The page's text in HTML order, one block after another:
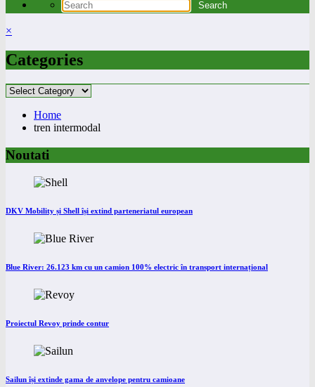
×
Categories
Categories
Home
tren intermodal
Noutati
DKV Mobility și Shell își extind parteneriatul european
Blue River: 26.123 km cu un camion 100% electric în transport internațional
Proiectul Revoy prinde contur
Sailun își extinde gama de anvelope pentru camioane